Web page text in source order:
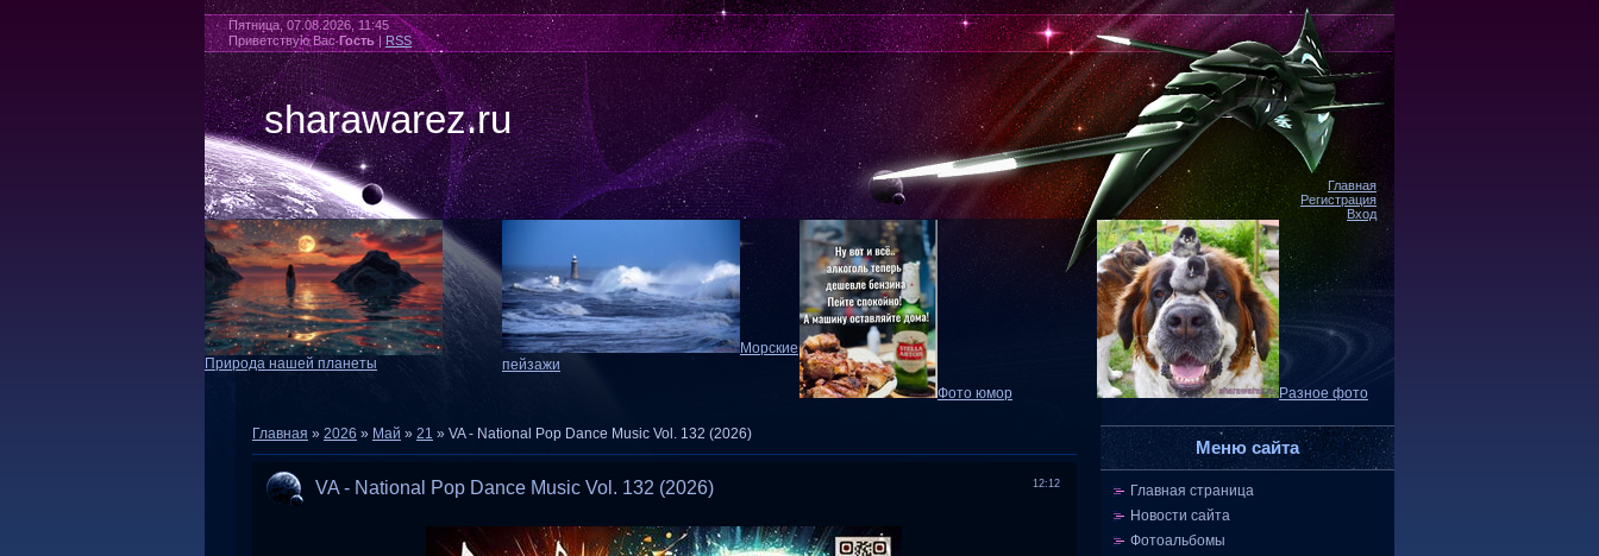
Пятница, 07.08.2026, 11:45
Приветствую Вас Гость|RSS
sharawarez.ru
Главная
Регистрация
Вход
Природа нашей планеты
Морские
пейзажи
Фото юмор
Разное фото
Главная » 2026 » Май » 21 » VA - National Pop Dance Music Vol. 132 (2026)
12:12
VA - National Pop Dance Music Vol. 132 (2026)
Меню сайта
Главная страница
Новости сайта
Фотоальбомы